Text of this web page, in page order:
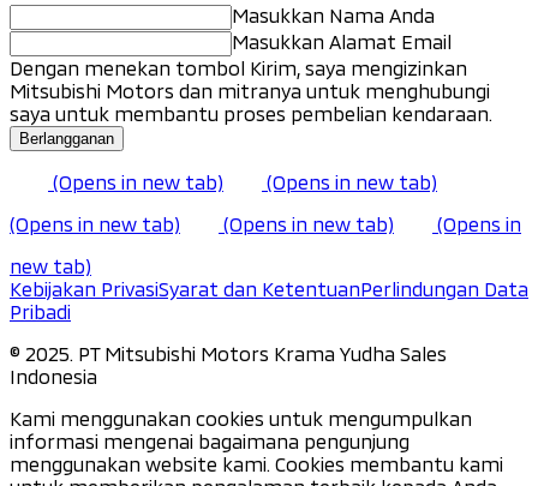
Masukkan Nama Anda
Masukkan Alamat Email
Dengan menekan tombol Kirim, saya mengizinkan
Mitsubishi Motors dan mitranya untuk menghubungi
saya untuk membantu proses pembelian kendaraan.
Berlangganan
(Opens in new tab)
(Opens in new tab)
(Opens in new tab)
(Opens in new tab)
(Opens in
new tab)
Kebijakan PrivasiSyarat dan KetentuanPerlindungan Data
Pribadi
©️ 2025. PT Mitsubishi Motors Krama Yudha Sales
Indonesia
Kami menggunakan cookies untuk mengumpulkan
informasi mengenai bagaimana pengunjung
menggunakan website kami. Cookies membantu kami